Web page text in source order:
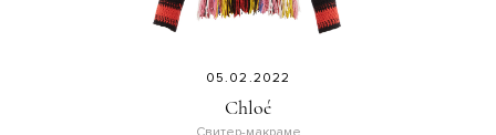
05.02.2022
Chloé